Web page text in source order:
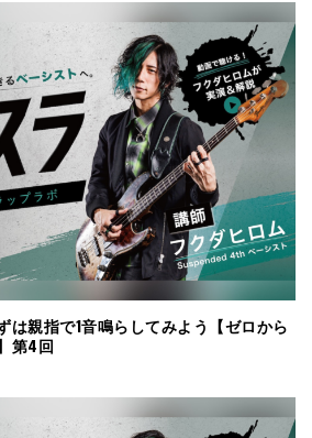
は親指で1音鳴らしてみよう【ゼロから
第4回